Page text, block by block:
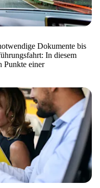
Dokumente bis
In diesem
Punkte einer